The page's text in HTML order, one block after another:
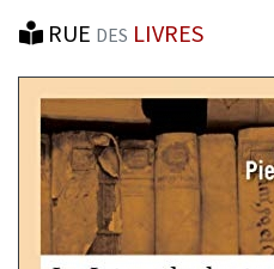
RUE DES LIVRES